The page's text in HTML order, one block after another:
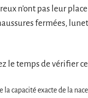
n’ont pas leur
fermées,
le temps de vérifier
capacité exacte de la